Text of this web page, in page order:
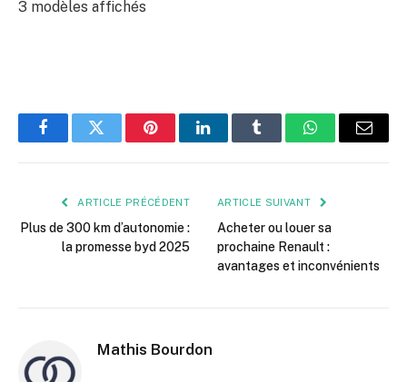
3 modèles affichés
FacebookTwitter PinterestLinkedInTumblr WhatsApp
E-
ARTICLE PRÉCÉDENT
Plus de 300 km d’autonomie :
la promesse byd 2025
ARTICLE SUIVANT
Acheter ou louer sa
prochaine Renault :
avantages et inconvénients
Mathis Bourdon